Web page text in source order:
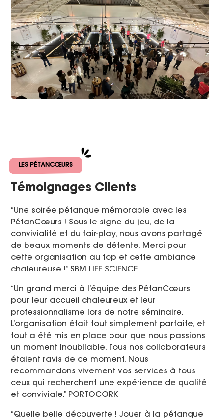
LES PÉTANCŒURS
Témoignages Clients
“Une soirée pétanque mémorable avec les
PétanCœurs ! Sous le signe du jeu, de la
convivialité et du fair-play, nous avons partagé
de beaux moments de détente. Merci pour
cette organisation au top et cette ambiance
chaleureuse !” SBM LIFE SCIENCE
“Un grand merci à l’équipe des PétanCœurs
pour leur accueil chaleureux et leur
professionnalisme lors de notre séminaire.
L’organisation était tout simplement parfaite, et
tout a été mis en place pour que nous passions
un moment inoubliable. Tous nos collaborateurs
étaient ravis de ce moment. Nous
recommandons vivement vos services à tous
ceux qui recherchent une expérience de qualité
et conviviale.” PORTOCORK
“Quelle belle découverte ! Jouer à la pétanque